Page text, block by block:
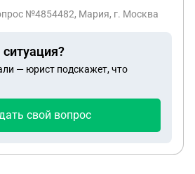
№4854482, Мария, г. Москва
— юрист подскажет, что
свой вопрос